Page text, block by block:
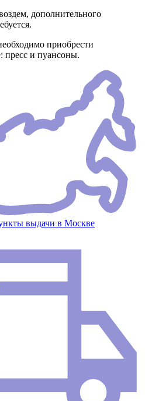
дополнительного
приобрести
пресс и пуансоны.
выдачи в Москве